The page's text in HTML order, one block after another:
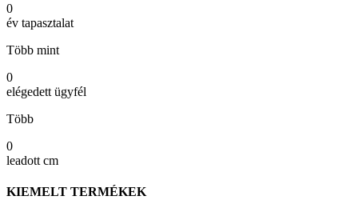
0
év tapasztalat
Több mint
0
elégedett ügyfél
Több
0
leadott cm
KIEMELT TERMÉKEK